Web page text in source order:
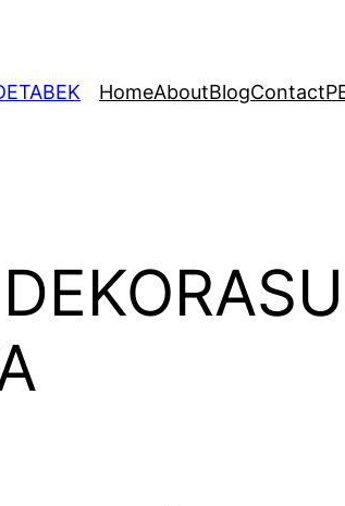
HomeAboutBlogContact